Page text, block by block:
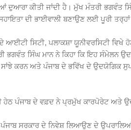
ਕੀਤੀ ਜਾਂਦੀ ਹੈ। ਮੁੱਖ ਮੰਤਰੀ ਭਗਵੰਤ ਸਿੰਘ
ਦੀ ਭਾਈਵਾਲੀ ਬਣਾਉਣ ਲਈ ਪੂਰੀ ਤਰ੍ਹਾਂ
ਆਈਟੀ ਸਿਟੀ, ਪਲਾਕਸ਼ਾ ਯੂਨੀਵਰਸਿਟੀ
ਸਿੰਘ ਮਾਨ ਨੇ ਕਿਹਾ ਕਿ ਇਹ ਸੰਮੇਲਨ
ਸਾਂਝੇ ਕਰਨ ਅਤੇ ਪੰਜਾਬ ਦੇ ਭਵਿੱਖ ਦੇ
ਪੰਜਾਬ ਦੇ ਵਫ਼ਦ ਨੇ ਪ੍ਰਮੁੱਖ ਕਾਰਪੋਰੇਟ ਅਤੇ
ਸਰਕਾਰ ਦੇ ਨਿਵੇਸ਼ ਲਿਆਉਣ ਦੇ